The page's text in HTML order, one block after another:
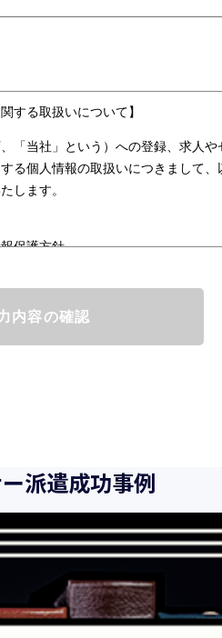
する取扱いについて】
「当社」という）への登録、求人
る個人情報の取扱いにつきまして
します。
保護方針
タ－発掘から、活躍の場の提供、
エイターエージェンシーとして事
営環境の変動等を常に認識しなが
な個人情報の取得・利用及び提供
関する法令、国が定める指針その他
滅失、き損などのリスクに対して
させていきます。また、万一の際
派遣成功事例